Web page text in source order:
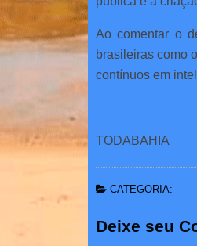
Ao comentar o
brasileiras como
contínuos em
TODABAHIA
CATEGORIA:
Deixe seu